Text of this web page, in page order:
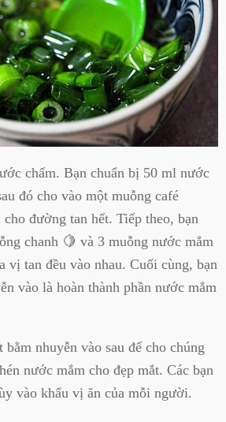
chấm. Bạn chuẩn bị 50 ml nước
đó cho vào một muỗng café
đường tan hết. Tiếp theo, bạn
chanh 🍋 và 3 muỗng nước mắm
vị tan đều vào nhau. Cuối cùng, bạn
vào là hoàn thành phần nước mắm
nhuyễn vào sau để cho chúng
nước mắm cho đẹp mắt. Các bạn
vào khẩu vị ăn của mỗi người.